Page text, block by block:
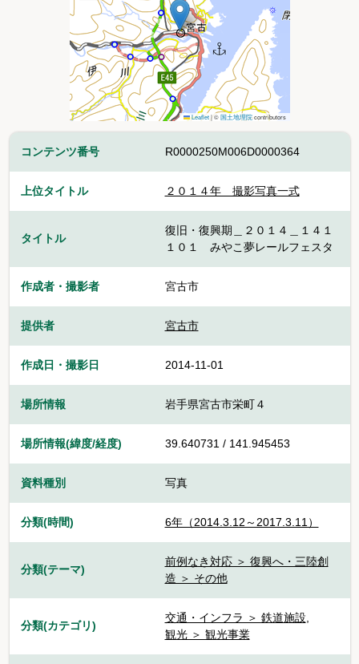
Leaflet |©国土地理院contributors
コンテンツ番号 R0000250M006D0000364
上位タイトル ２０１４年 撮影写真一式
タイトル
復旧・復興期＿２０１４＿１４１
１０１ みやこ夢レールフェスタ
作成者・撮影者 宮古市
提供者 宮古市
作成日・撮影日 2014-11-01
場所情報 岩手県宮古市栄町４
場所情報(緯度/経度) 39.640731 / 141.945453
資料種別 写真
分類(時間) 6年（2014.3.12～2017.3.11）
分類(テーマ)
前例なき対応 ＞ 復興へ・三陸創
造 ＞ その他
分類(カテゴリ)
交通・インフラ ＞ 鉄道施設,
観光 ＞ 観光事業